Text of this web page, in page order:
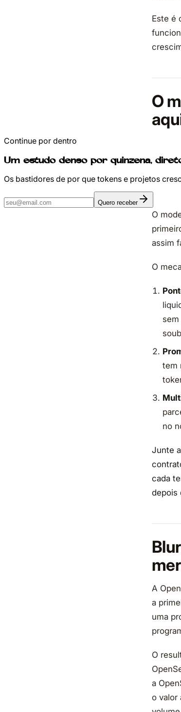
Este é
O
Continue por dentro
Um estudo denso por quinzena,
Os bastidores de por que tokens e projetos
Quero receber
O
assim
O
tem
no
Junte
cada
depois
A
a
uma
O
a
o valor